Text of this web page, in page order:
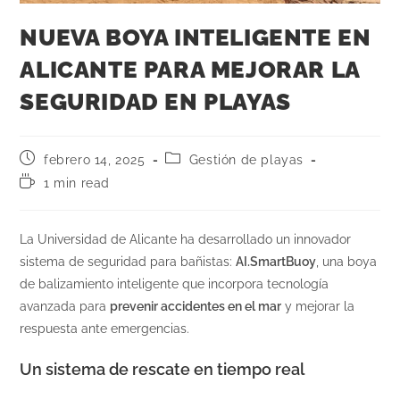
NUEVA BOYA INTELIGENTE EN
ALICANTE PARA MEJORAR LA
SEGURIDAD EN PLAYAS
febrero 14, 2025
Gestión de playas
1 min read
La Universidad de Alicante ha desarrollado un innovador
sistema de seguridad para bañistas:AI.SmartBuoy , una boya
de balizamiento inteligente que incorpora tecnología
avanzada para prevenir accidentes en el mar y mejorar la
respuesta ante emergencias.
Un sistema de rescate en tiempo real